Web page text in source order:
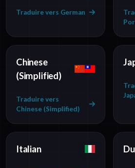
Traduire vers German
Chinese
(Simplified)
Traduire vers
Chinese (Simplified)
Italian